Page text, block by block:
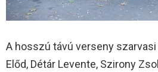
A hosszú távú verseny
Előd, Détár Levente, Szirony